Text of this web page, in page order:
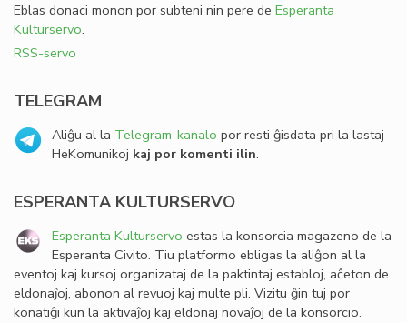
Eblas donaci monon por subteni nin pere de Esperanta
Kulturservo.
RSS-servo
TELEGRAM
Aliĝu al la Telegram-kanalo por resti ĝisdata pri la lastaj
HeKomunikoj kaj por komenti ilin.
ESPERANTA KULTURSERVO
Esperanta Kulturservo estas la konsorcia magazeno de la
Esperanta Civito. Tiu platformo ebligas la aliĝon al la
eventoj kaj kursoj organizataj de la paktintaj establoj, aĉeton de
eldonaĵoj, abonon al revuoj kaj multe pli. Vizitu ĝin tuj por
konatiĝi kun la aktivaĵoj kaj eldonaj novaĵoj de la konsorcio.